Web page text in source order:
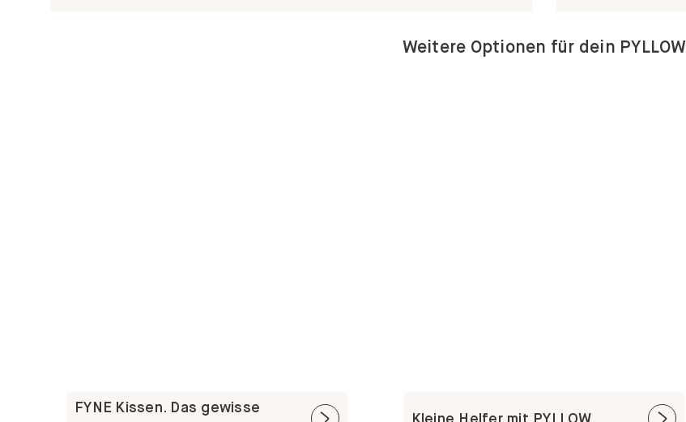
Weitere Optionen für dein PYLLOW
FYNE Kissen. Das gewisse
Kleine Helfer mit PYLLOW